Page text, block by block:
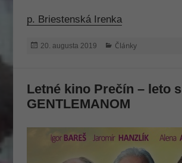
p. Briestenská Irenka
Publikované
20. augusta 2019 Kategórie
Články
Letné kino Prečín – leto s
GENTLEMANOM